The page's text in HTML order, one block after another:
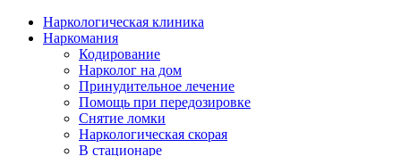
Наркологическая клиника
Наркомания
Кодирование
Нарколог на дом
Принудительное лечение
Помощь при передозировке
Снятие ломки
Наркологическая скорая
В стационаре